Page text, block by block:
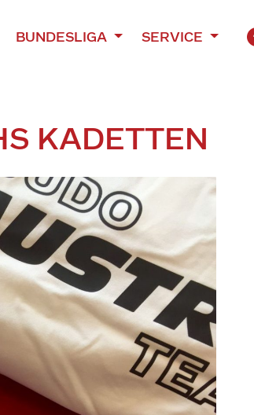
BUNDESLIGA SERVICE
KADETTEN